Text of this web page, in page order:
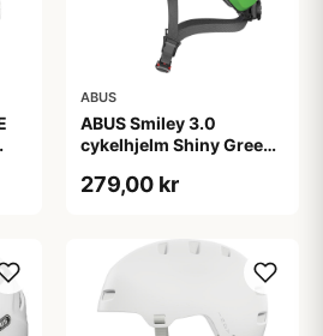
ABUS
ABUS Smiley 3.0
cykelhjelm Shiny Green
cm)
279,00 kr